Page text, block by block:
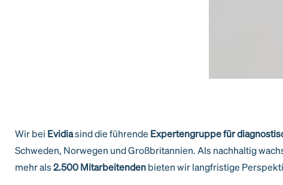
Wir bei Evidiasind die führende Expertengruppe für
Schweden, Norwegen und Großbritannien. Als nachhaltig
mehr als2.500 Mitarbeitendenbieten wir langfristige